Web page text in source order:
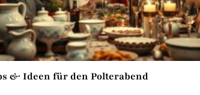
& Ideen für den Polterabend